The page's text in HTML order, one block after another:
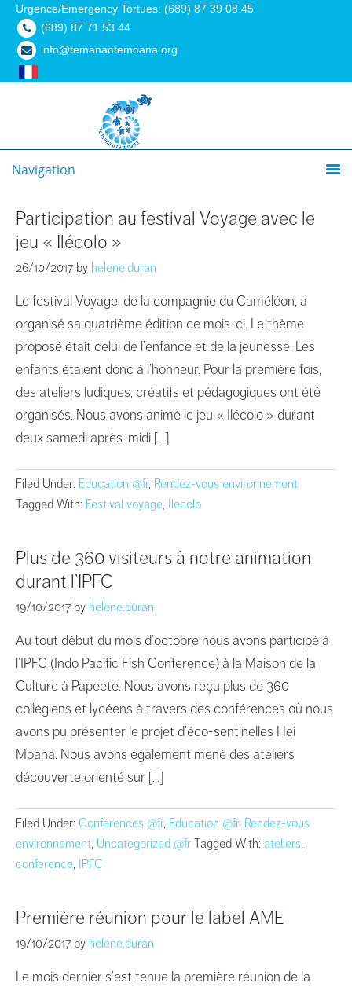
Urgence/Emergency Tortues: (689) 87 39 08 45
(689) 87 71 53 44
info@temanaotemoana.org
Navigation
Participation au festival Voyage avec le
jeu « Ilécolo »
26/10/2017 by helene.duran
Le festival Voyage, de la compagnie du Caméléon, a
organisé sa quatrième édition ce mois-ci. Le thème
proposé était celui de l’enfance et de la jeunesse. Les
enfants étaient donc à l’honneur. Pour la première fois,
des ateliers ludiques, créatifs et pédagogiques ont été
organisés. Nous avons animé le jeu « Ilécolo » durant
deux samedi après-midi […]
Filed Under: Education @fr, Rendez-vous environnement
Tagged With: Festival voyage, Ilecolo
Plus de 360 visiteurs à notre animation
durant l’IPFC
19/10/2017 by helene.duran
Au tout début du mois d’octobre nous avons participé à
l’IPFC (Indo Pacific Fish Conference) à la Maison de la
Culture à Papeete. Nous avons reçu plus de 360
collégiens et lycéens à travers des conférences où nous
avons pu présenter le projet d’éco-sentinelles Hei
Moana. Nous avons également mené des ateliers
découverte orienté sur […]
Filed Under: Conférences @fr, Education @fr, Rendez-vous
environnement, Uncategorized @fr Tagged With: ateliers,
conference, IPFC
Première réunion pour le label AME
19/10/2017 by helene.duran
Le mois dernier s’est tenue la première réunion de la